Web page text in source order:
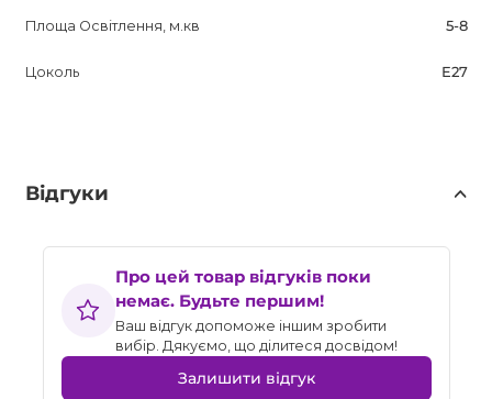
Площа Освітлення, м.кв 5-8
Цоколь E27
Відгуки
Про цей товар відгуків поки
немає. Будьте першим!
Ваш відгук допоможе іншим зробити
вибір. Дякуємо, що ділитеся досвідом!
Залишити відгук